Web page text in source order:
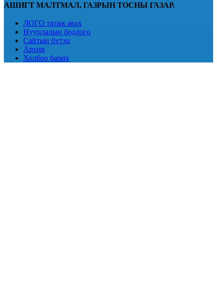
АШИГТ МАЛТМАЛ, ГАЗРЫН ТОСНЫ ГАЗАР.
ЛОГО татаж авах
Нууцлалын бодлого
Сайтын бүтэц
Архив
Холбоо барих